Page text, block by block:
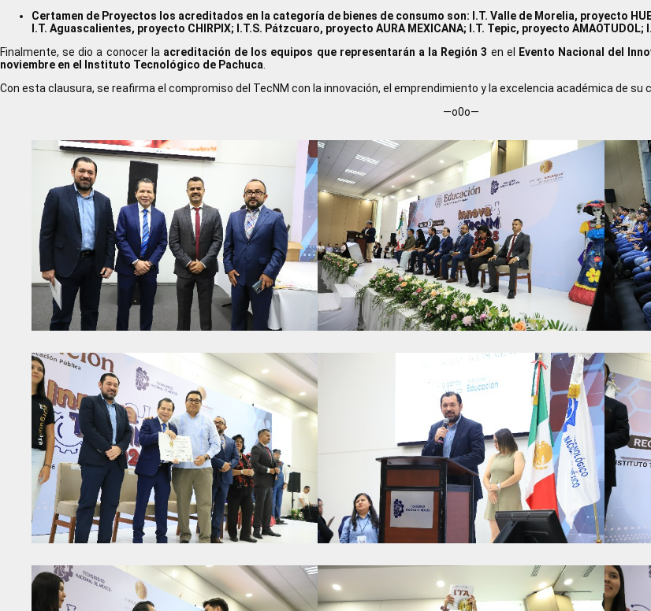
Certamen de Proyectos los acreditados en la categoría de bienes de consumo son: I.T. Valle de Morelia, proyecto
I.T. Aguascalientes, proyecto CHIRPIX; I.T.S. Pátzcuaro, proyecto AURA MEXICANA; I.T. Tepic, proyecto AMAOTUDOL;
Finalmente, se dio a conocer la acreditación de los equipos que representarán a la Región 3 en el Evento Nacional del
noviembre en el Instituto Tecnológico de Pachuca
Con esta clausura, se reafirma el compromiso del TecNM con la innovación, el emprendimiento y la excelencia académica de su
—o0o—